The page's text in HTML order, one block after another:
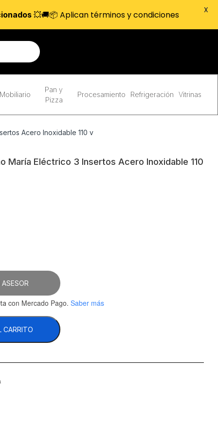
Mobiliario
Pan y
Pizza
Procesamiento Refrigeración Vitrinas
Acero Inoxidable 110 v
María Eléctrico 3 Insertos Acero Inoxidable 110
con Mercado Pago. Saber más
CARRITO
💥🚚📦 Aplican términos y condiciones X